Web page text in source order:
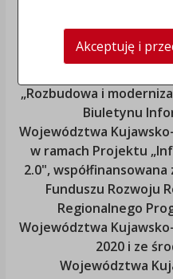
„Rozbudowa i
Biuletynu
Województwa
w ramach Projektu
2.0",
Funduszu Rozwoju
Regionalnego
Województwa
2020 i ze
Województwa
Akceptuję i